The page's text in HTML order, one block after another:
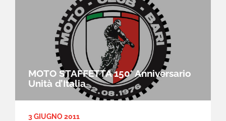
MOTO STAFFETTA 150° Anniversario
Unità d’Italia
3 GIUGNO 2011